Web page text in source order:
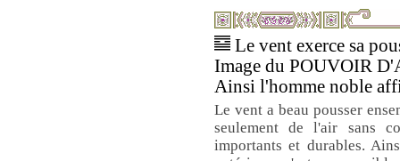
Le vent exerce sa
Image du POUVOIR
Ainsi l'homme noble
Le vent a beau pousser
seulement de l'air sans
importants et durables.